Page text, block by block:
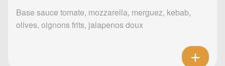
Base sauce tomate, mozzarella, merguez, kebab,
olives, oignons frits, jalapenos doux